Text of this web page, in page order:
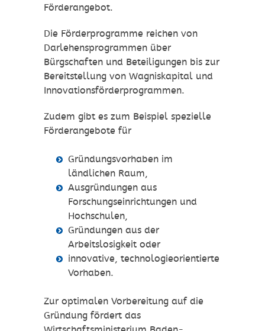
Förderangebot.
Die Förderprogramme reichen von
Darlehensprogrammen über
Bürgschaften und Beteiligungen bis zur
Bereitstellung von Wagniskapital und
Innovationsförderprogrammen.
Zudem gibt es zum Beispiel spezielle
Förderangebote für
Gründungsvorhaben im
ländlichen Raum,
Ausgründungen aus
Forschungseinrichtungen und
Hochschulen,
Gründungen aus der
Arbeitslosigkeit oder
innovative, technologieorientierte
Vorhaben.
Zur optimalen Vorbereitung auf die
Gründung fördert das